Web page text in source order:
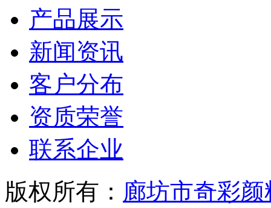
产品展示
新闻资讯
客户分布
资质荣誉
联系企业
版权所有： 廊坊市奇彩